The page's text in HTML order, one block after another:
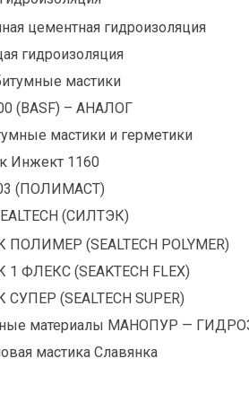
цементная гидроизоляция
гидроизоляция
мастики
(BASF) – АНАЛОГ
мастики и герметики
Инжект 1160
(ПОЛИМАСТ)
(СИЛТЭК)
(SEALTECH POLYMER)
ФЛЕКС (SEAKTECH FLEX)
(SEALTECH SUPER)
материалы МАНОПУР —
мастика Славянка